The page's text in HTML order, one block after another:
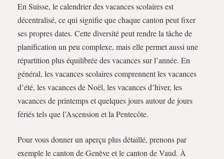
En Suisse, le calendrier des vacances scolaires est
décentralisé, ce qui signifie que chaque canton peut fixer
ses propres dates. Cette diversité peut rendre la tâche de
planification un peu complexe, mais elle permet aussi une
répartition plus équilibrée des vacances sur l’année. En
général, les vacances scolaires comprennent les vacances
d’été, les vacances de Noël, les vacances d’hiver, les
vacances de printemps et quelques jours autour de jours
fériés tels que l’Ascension et la Pentecôte.
Pour vous donner un aperçu plus détaillé, prenons par
exemple le canton de Genève et le canton de Vaud. À